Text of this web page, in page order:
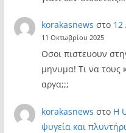
korakasnews στο 12
11 Οκτωβρίου 2025
Οσοι πιστευουν
μηνυμα! Τι να τους
αργα;;;
korakasnews στο Η
ψυγεία και